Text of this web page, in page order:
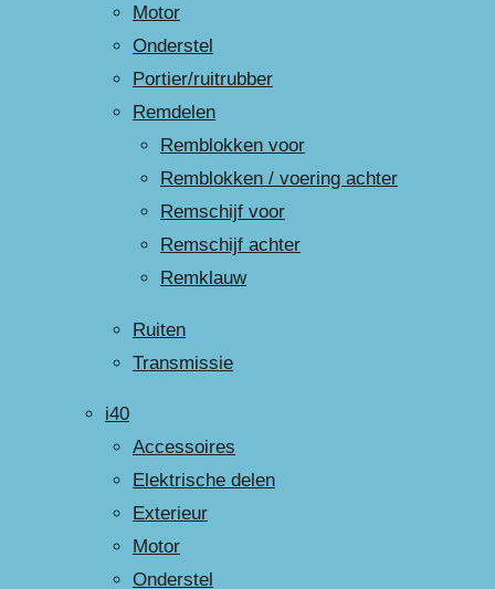
Motor
Onderstel
Portier/ruitrubber
Remdelen
Remblokken voor
Remblokken / voering achter
Remschijf voor
Remschijf achter
Remklauw
Ruiten
Transmissie
i40
Accessoires
Elektrische delen
Exterieur
Motor
Onderstel